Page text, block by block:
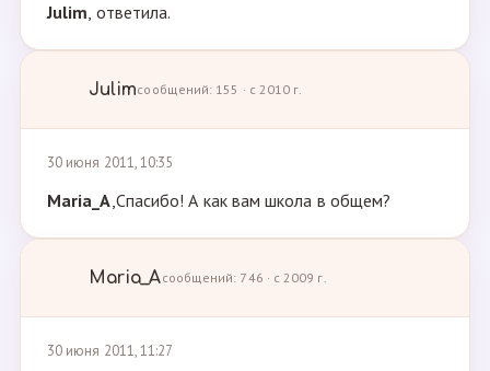
Julim, ответила.
Julimсообщений: 155 · с 2010 г.
30 июня 2011, 10:35
Maria_A,Спасибо! А как вам школа в общем?
Maria_Aсообщений: 746 · с 2009 г.
30 июня 2011, 11:27